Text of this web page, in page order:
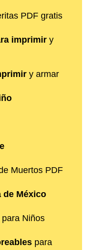
PDF gratis
imprimir y
y armar
Muertos PDF
de México
para Niños
para